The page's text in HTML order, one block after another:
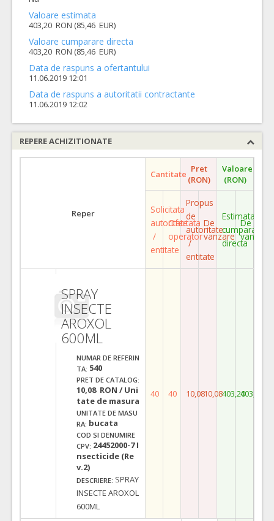
Valoare estimata
403,20 RON (85,46 EUR)
Valoare cumparare directa
403,20 RON (85,46 EUR)
Data de raspuns a ofertantului
11.06.2019 12:01
Data de raspuns a autoritatii contractante
11.06.2019 12:02
REPERE ACHIZITIONATE
Reper
Cantitate Pret
(RON)
Valoare
(RON)
Solicitata
autoritate
/
entitate
Ofertata
operator
Propus
de
autoritate
/
entitate
De
vanzare
Estimata
cumparare
directa
De
vanzare
SPRAY
INSECTE
AROXOL
600ML
NUMAR DE REFERIN
TA: 540
PRET DE CATALOG:
10,08 RON / Uni
tate de masura
UNITATE DE MASU
RA: bucata
COD SI DENUMIRE
CPV: 24452000-7 I
nsecticide (Re
v.2)
DESCRIERE: SPRAY
INSECTE AROXOL
600ML
40 40 10,0810,08403,20403,20